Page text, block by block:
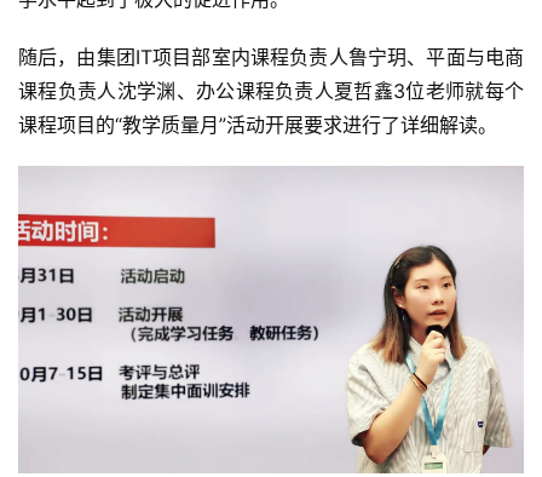
随后，由集团IT项目部室内课程负责人鲁宁玥、平面与电商
课程负责人沈学渊、办公课程负责人夏哲鑫3位老师就每个
课程项目的“教学质量月”活动开展要求进行了详细解读。